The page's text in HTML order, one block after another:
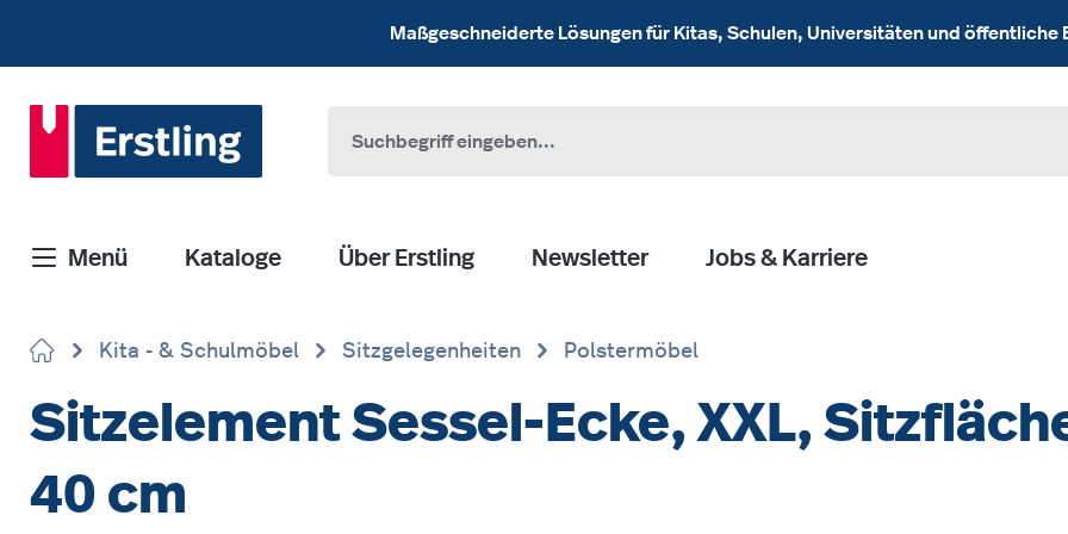
Maßgeschneiderte Lösungen für Kitas, Schulen, Universitäten und öffentliche
Menü Kataloge Über Erstling Newsletter Jobs & Karriere
Kita - & Schulmöbel Sitzgelegenheiten Polstermöbel
Sitzelement Sessel-Ecke, XXL,
40 cm